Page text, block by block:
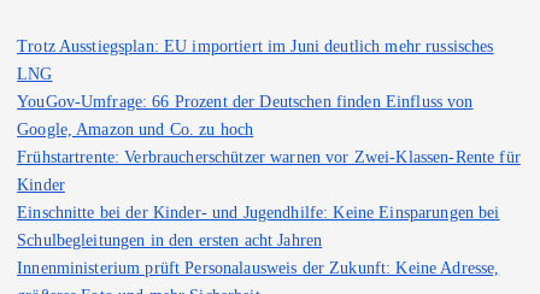
Trotz Ausstiegsplan: EU importiert im Juni deutlich mehr russisches
LNG
YouGov-Umfrage: 66 Prozent der Deutschen finden Einfluss von
Google, Amazon und Co. zu hoch
Frühstartrente: Verbraucherschützer warnen vor Zwei-Klassen-Rente für
Kinder
Einschnitte bei der Kinder- und Jugendhilfe: Keine Einsparungen bei
Schulbegleitungen in den ersten acht Jahren
Innenministerium prüft Personalausweis der Zukunft: Keine Adresse,